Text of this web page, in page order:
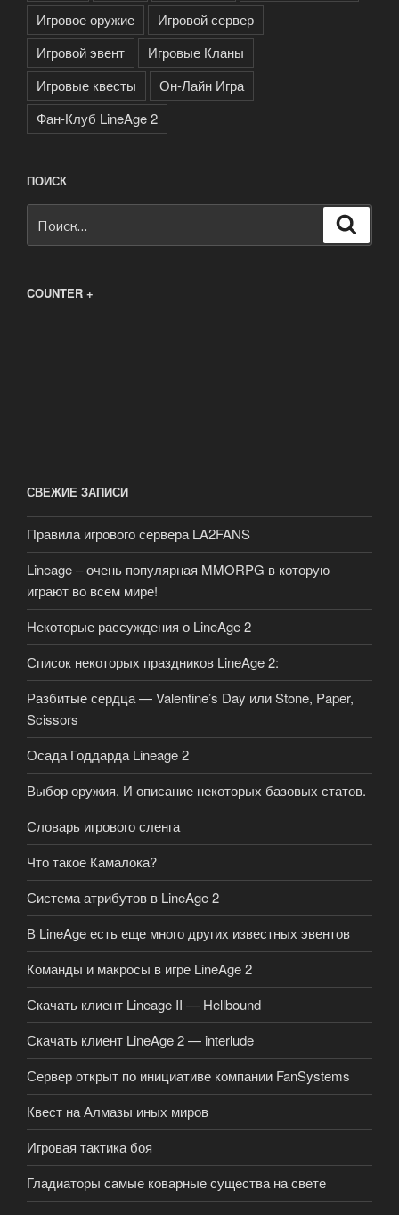
Игровое оружие
Игровой сервер
Игровой эвент
Игровые Кланы
Игровые квесты
Он-Лайн Игра
Фан-Клуб LineAge 2
ПОИСК
COUNTER +
СВЕЖИЕ ЗАПИСИ
Правила игрового сервера LA2FANS
Lineage – очень популярная MMORPG в которую
играют во всем мире!
Некоторые рассуждения о LineAge 2
Список некоторых праздников LineAge 2:
Разбитые сердца — Valentine’s Day или Stone, Paper,
Scissors
Осада Годдарда Lineage 2
Выбор оружия. И описание некоторых базовых статов.
Словарь игрового сленга
Что такое Камалока?
Система атрибутов в LineAge 2
В LineAge есть еще много других известных эвентов
Команды и макросы в игре LineAge 2
Скачать клиент Lineage II — Hellbound
Скачать клиент LineAge 2 — interlude
Сервер открыт по инициативе компании FanSystems
Квест на Алмазы иных миров
Игровая тактика боя
Гладиаторы самые коварные существа на свете